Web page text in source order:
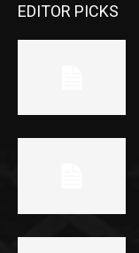
EDITOR PICKS